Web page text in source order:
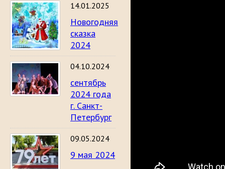
14.01.2025
Новогодняя
сказка
2024
04.10.2024
сентябрь
2024 года
г. Санкт-
Петербург
09.05.2024
9 мая 2024